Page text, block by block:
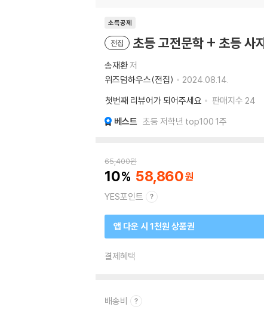
소득공제
전집 초등 고전문학 + 초등 사
송재환저
위즈덤하우스(전집)
2024.08.14.
첫번째 리뷰어가 되어주세요
판매지수 24
베스트 초등 저학년 top100 1주
65,400원
10 58,860
YES포인트
앱 다운 시 1천원 상품권
결제혜택
배송비